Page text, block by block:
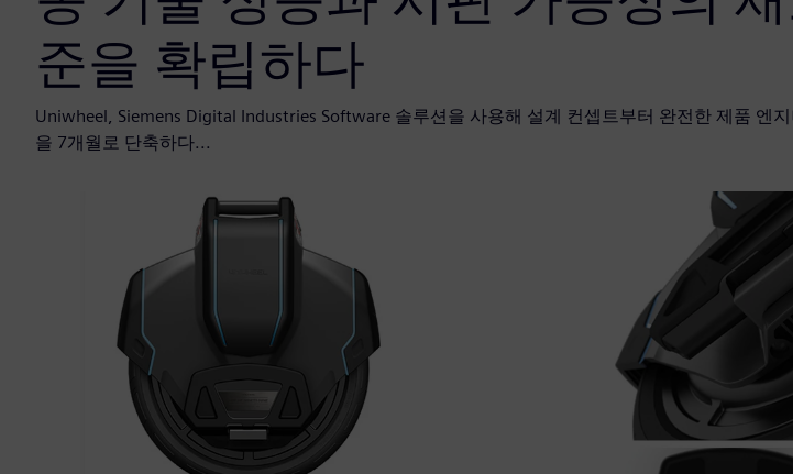
준을 확립하다
Uniwheel, Siemens Digital Industries Software 솔루션을 사용해 설계 컨셉트부터 완전한 제품 엔
을 7개월로 단축하다...